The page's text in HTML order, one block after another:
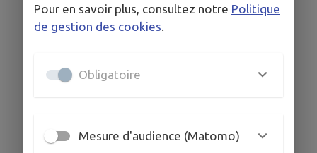
Pour en savoir plus, consultez notre Politique
de gestion des cookies
Obligatoire
Mesure d'audience (Matomo)